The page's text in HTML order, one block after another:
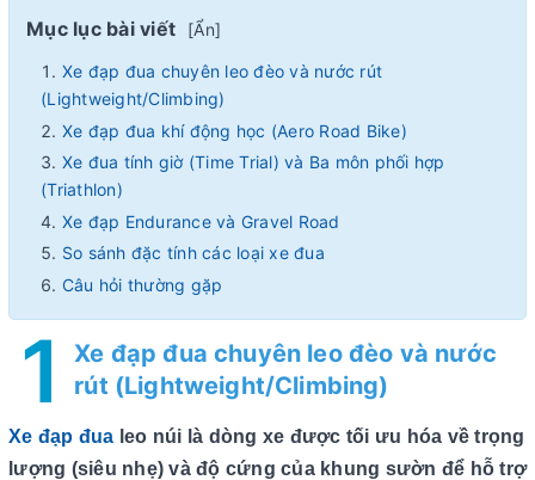
Mục lục bài viết [Ẩn]
Xe đạp đua chuyên leo đèo và nước rút
(Lightweight/Climbing)
Xe đạp đua khí động học (Aero Road Bike)
Xe đua tính giờ (Time Trial) và Ba môn phối hợp
(Triathlon)
Xe đạp Endurance và Gravel Road
So sánh đặc tính các loại xe đua
Câu hỏi thường gặp
1
Xe đạp đua chuyên leo đèo và nước
rút (Lightweight/Climbing)
Xe đạp đua leo núi là dòng xe được tối ưu hóa về trọng
lượng (siêu nhẹ) và độ cứng của khung sườn để hỗ trợ